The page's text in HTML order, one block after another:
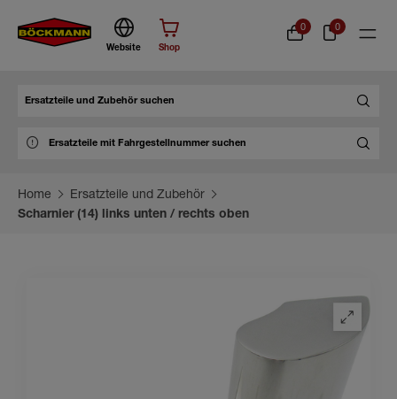
Website Shop
0 0
Home
Ersatzteile und Zubehör
Scharnier (14) links unten / rechts oben